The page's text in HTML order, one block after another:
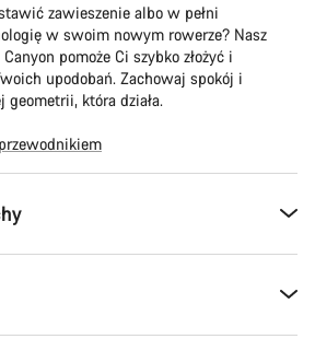
zawieszenie albo w pełni
w swoim nowym rowerze? Nasz
pomoże Ci szybko złożyć i
upodobań. Zachowaj spokój i
która działa.